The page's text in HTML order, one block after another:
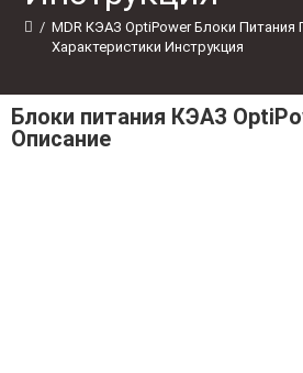
/ MDR КЭАЗ OptiPower Блоки
Характеристики Инструкция
Блоки питания КЭАЗ
Описание